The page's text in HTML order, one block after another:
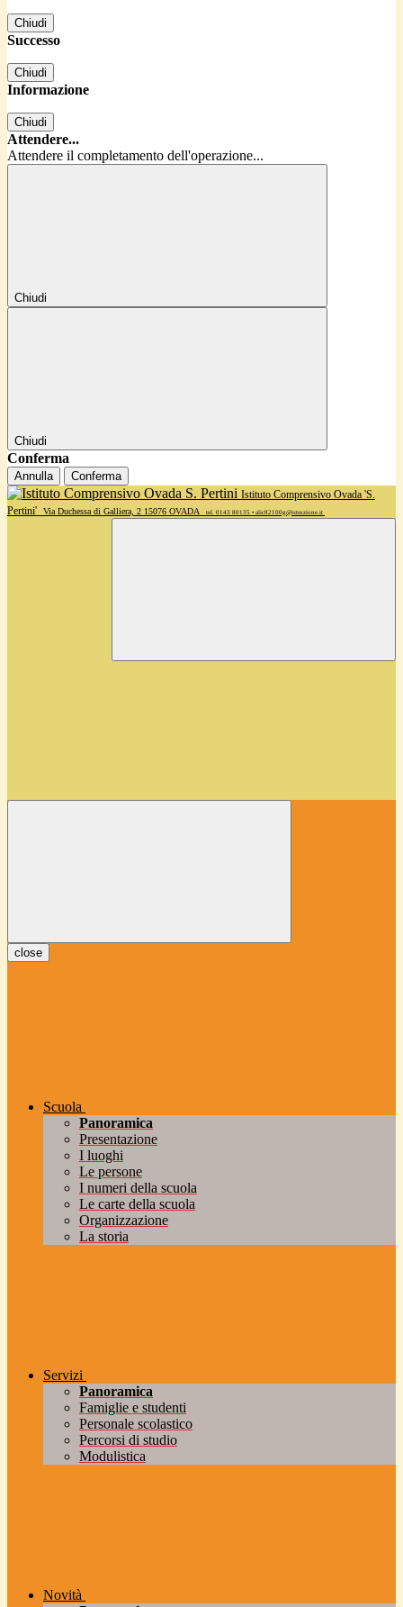
Chiudi
Successo
Chiudi
Informazione
Chiudi
Attendere...
Attendere il completamento dell'operazione...
Chiudi
Chiudi
Conferma
Annulla Conferma
Istituto Comprensivo Ovada 'S.
Pertini'
Via Duchessa di Galliera, 2 15076 OVADA tel. 0143 80135 • alic82100g@istruzione.it
close
Scuola
Panoramica
Presentazione
I luoghi
Le persone
I numeri della scuola
Le carte della scuola
Organizzazione
La storia
Servizi
Panoramica
Famiglie e studenti
Personale scolastico
Percorsi di studio
Modulistica
Novità